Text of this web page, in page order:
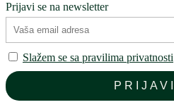
Prijavi se na newsletter
Slažem se sa pravilima privatnosti